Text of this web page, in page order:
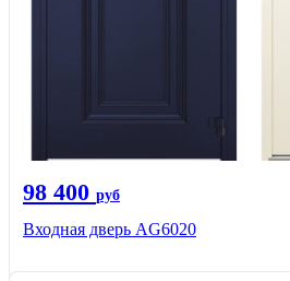
98 400 руб
Входная дверь AG6020